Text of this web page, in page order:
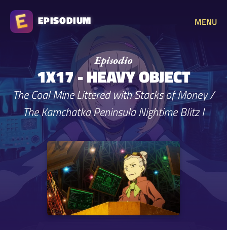
EPISODIUM MENU
1X17 - HEAVY OBJECT
The Coal Mine Littered with Stacks of Money /
The Kamchatka Peninsula Nightime Blitz I